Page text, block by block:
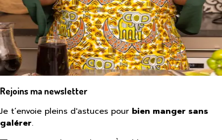
Rejoins ma newsletter
Je t’envoie pleins d'astuces pour bien manger sans
galérer.